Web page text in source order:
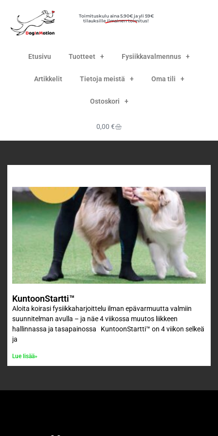
Toimituskulu aina 5.90€ ja yli 59€
tilauksille ilmainen toimitus!
Etusivu Tuotteet Fysiikkavalmennus
Artikkelit Tietoja meistä Oma tili
Ostoskori
0,00 €
KuntoonStartti™
Aloita koirasi fysiikkaharjoittelu ilman epävarmuutta valmiin
suunnitelman avulla – ja näe 4 viikossa muutos liikkeen
hallinnassa ja tasapainossa KuntoonStartti™ on 4 viikon selkeä
ja
Lue lisää»